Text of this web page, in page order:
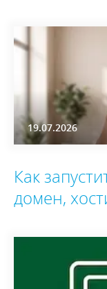
19.07.2026
Как
домен,